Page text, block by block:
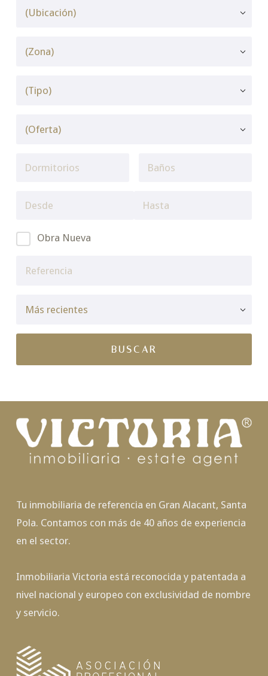
Obra Nueva
Tu inmobiliaria de referencia en Gran Alacant, Santa
Pola. Contamos con más de 40 años de experiencia
en el sector.
Inmobiliaria Victoria está reconocida y patentada a
nivel nacional y europeo con exclusividad de nombre
y servicio.